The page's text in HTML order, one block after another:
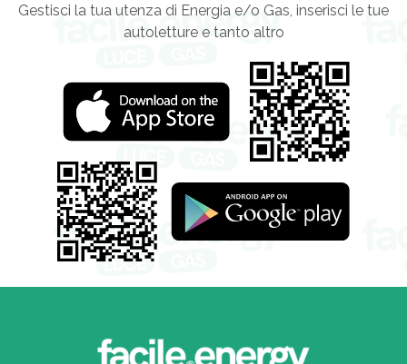
Gestisci la tua utenza di Energia e/o Gas, inserisci le tue
autoletture e tanto altro